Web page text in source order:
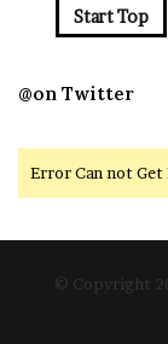
Start Top
@on Twitter
Error Can not
© Copyright